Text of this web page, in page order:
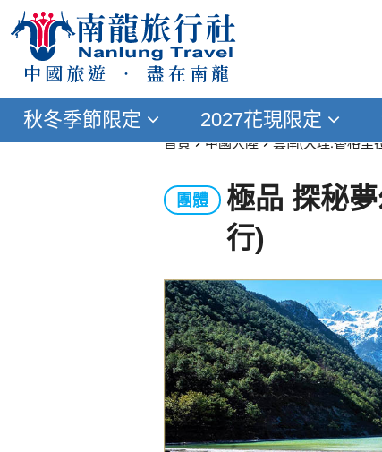
中國旅遊 ‧ 盡在南龍
秋冬季節限定 2027花現限定
首頁 中國大陸 雲南(大理.香格里
團體
極品 探秘
行)